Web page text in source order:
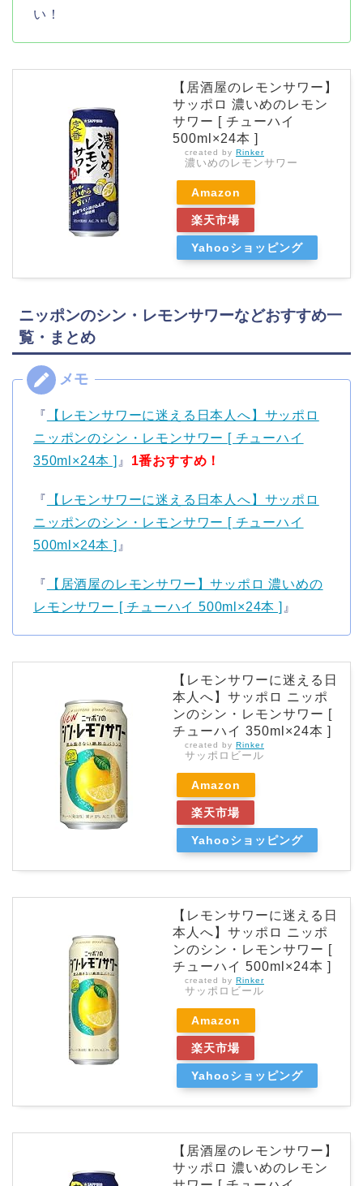
い！
【居酒屋のレモンサワー】
サッポロ 濃いめのレモン
サワー [ チューハイ
500ml×24本 ]
created by Rinker
濃いめのレモンサワー
Amazon
楽天市場
Yahooショッピング
ニッポンのシン・レモンサワーなどおすすめ一
覧・まとめ
『
【レモンサワーに迷える日本人へ】サッポロ
ニッポンのシン・レモンサワー [ チューハイ
350ml×24本 ] 』 1番おすすめ！
『
【レモンサワーに迷える日本人へ】サッポロ
ニッポンのシン・レモンサワー [ チューハイ
500ml×24本 ] 』
『
【居酒屋のレモンサワー】サッポロ 濃いめの
レモンサワー [ チューハイ 500ml×24本 ] 』
【レモンサワーに迷える日
本人へ】サッポロ ニッポ
ンのシン・レモンサワー [
チューハイ 350ml×24本 ]
created by Rinker
サッポロビール
Amazon
楽天市場
Yahooショッピング
【レモンサワーに迷える日
本人へ】サッポロ ニッポ
ンのシン・レモンサワー [
チューハイ 500ml×24本 ]
created by Rinker
サッポロビール
Amazon
楽天市場
Yahooショッピング
【居酒屋のレモンサワー】
サッポロ 濃いめのレモン